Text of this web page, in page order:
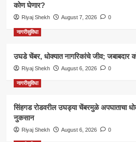
कोण घेणार?
Riyaj Shekh August 7, 2026 0
नागरीसुविधा
उघडे चेंबर, धोक्यात नागरिकांचे जीव; जबाबदार
Riyaj Shekh August 6, 2026 0
नागरीसुविधा
सिंहगड रोडवरील उघड्या चेंबरमुळे अपघाताचा
नुकसान
Riyaj Shekh August 6, 2026 0